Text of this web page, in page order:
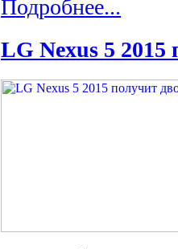
Подробнее...
LG Nexus 5